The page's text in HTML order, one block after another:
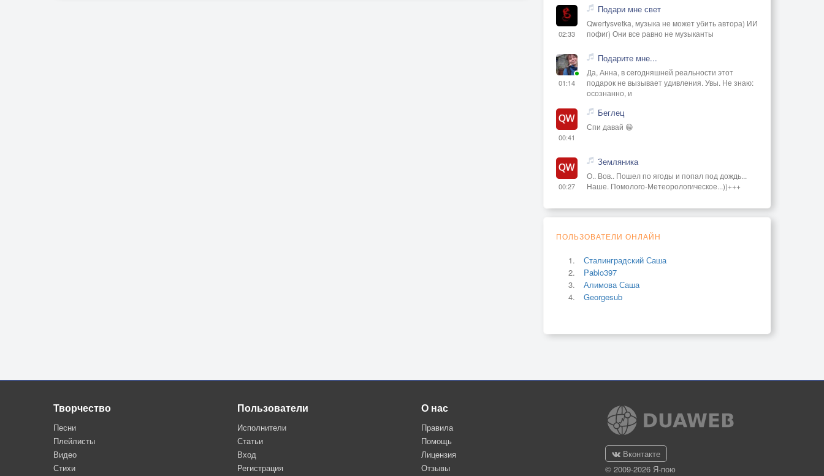
02:33
Подари мне свет
Qwertysvetka, музыка не может убить автора) ИИ
пофиг) Они все равно не музыканты
01:14
Подарите мне...
Да, Анна, в сегодняшней реальности этот
подарок не вызывает удивления. Увы. Не знаю:
осознанно, и
00:41
Беглец
Спи давай 😁
00:27
Земляника
О.. Вов.. Пошел по ягоды и попал под дождь...
Наше. Помолого-Метеорологическое...))+++
ПОЛЬЗОВАТЕЛИ ОНЛАЙН
Сталинградский Саша
Pablo397
Алимова Саша
Georgesub
Творчество
Песни
Плейлисты
Видео
Стихи
Пользователи
Исполнители
Статьи
Вход
Регистрация
О нас
Правила
Помощь
Лицензия
Отзывы
Вконтакте
© 2009-2026 Я-пою